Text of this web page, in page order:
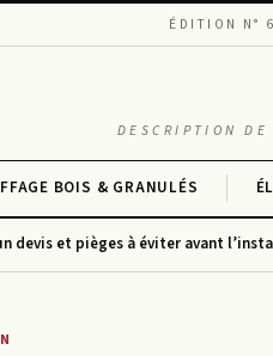
ÉDITION N°
DESCRIPTION DE
BOIS & GRANULÉS
devis et pièges à éviter avant